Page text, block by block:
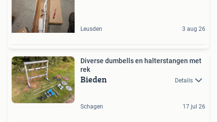
Leusden 3 aug 26
Diverse dumbells en halterstangen met
rek
Bieden Details
Schagen 17 jul 26